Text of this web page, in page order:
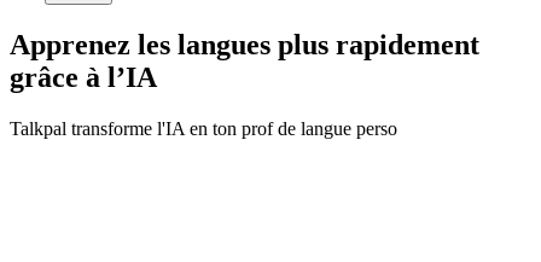
Apprenez les langues plus rapidement
grâce à l’IA
Talkpal transforme l'IA en ton prof de langue perso